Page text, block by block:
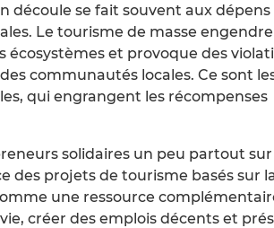
découle se fait souvent aux dépens
Le tourisme de masse
écosystèmes et provoque des
communautés locales. Ce sont
qui engrangent les récompenses
solidaires un peu partout sur
des projets de tourisme basés sur
une ressource
créer des emplois décents et